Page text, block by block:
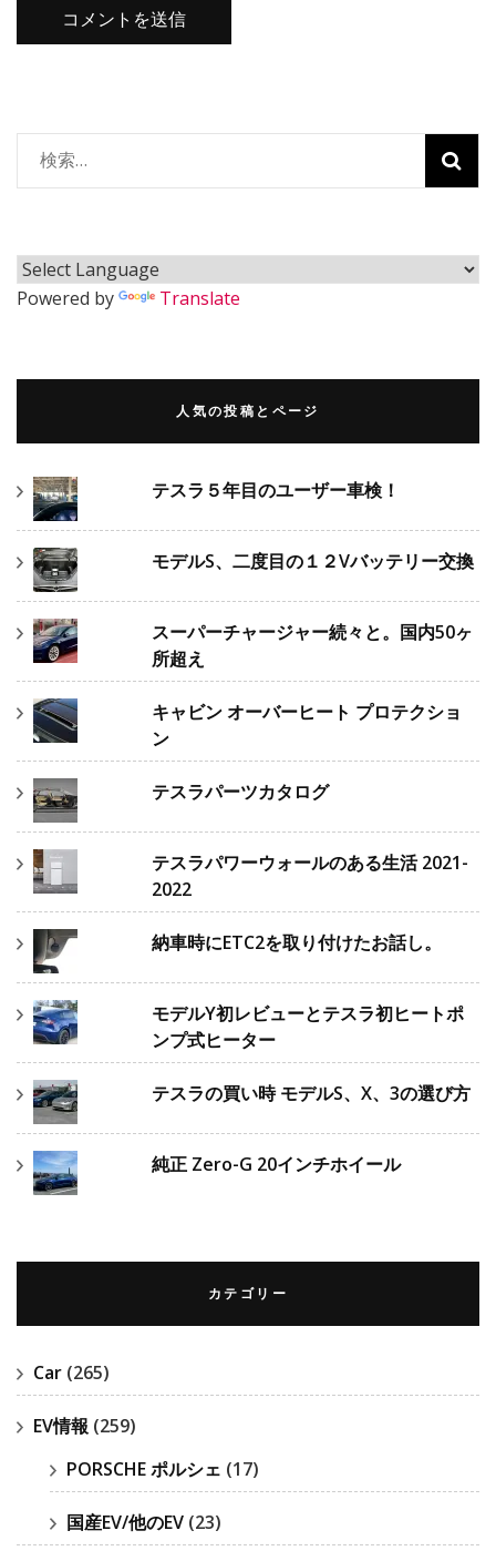
検
索:
Powered by Translate
人気の投稿とページ
テスラ５年目のユーザー車検！
モデルS、二度目の１２Vバッテリー交換
スーパーチャージャー続々と。国内50ヶ
所超え
キャビン オーバーヒート プロテクショ
ン
テスラパーツカタログ
テスラパワーウォールのある生活 2021-
2022
納車時にETC2を取り付けたお話し。
モデルY初レビューとテスラ初ヒートポ
ンプ式ヒーター
テスラの買い時 モデルS、X、3の選び方
純正 Zero-G 20インチホイール
カテゴリー
Car (265)
EV情報 (259)
PORSCHE ポルシェ (17)
国産EV/他のEV (23)